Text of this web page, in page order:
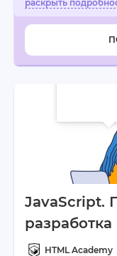
JavaScript.
HTML Academy